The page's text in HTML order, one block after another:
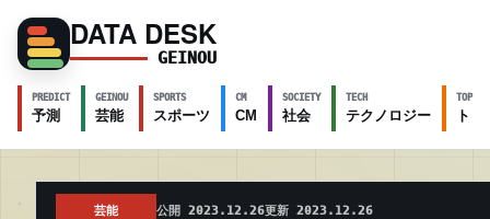
DATA DESK
GEINOU
PREDICT
予測
GEINOU
芸能
SPORTS
スポーツ
CM
CM
SOCIETY
社会
TECH
テクノロジー
TOPICS
ト
芸能 公開 2023.12.26更新 2023.12.26